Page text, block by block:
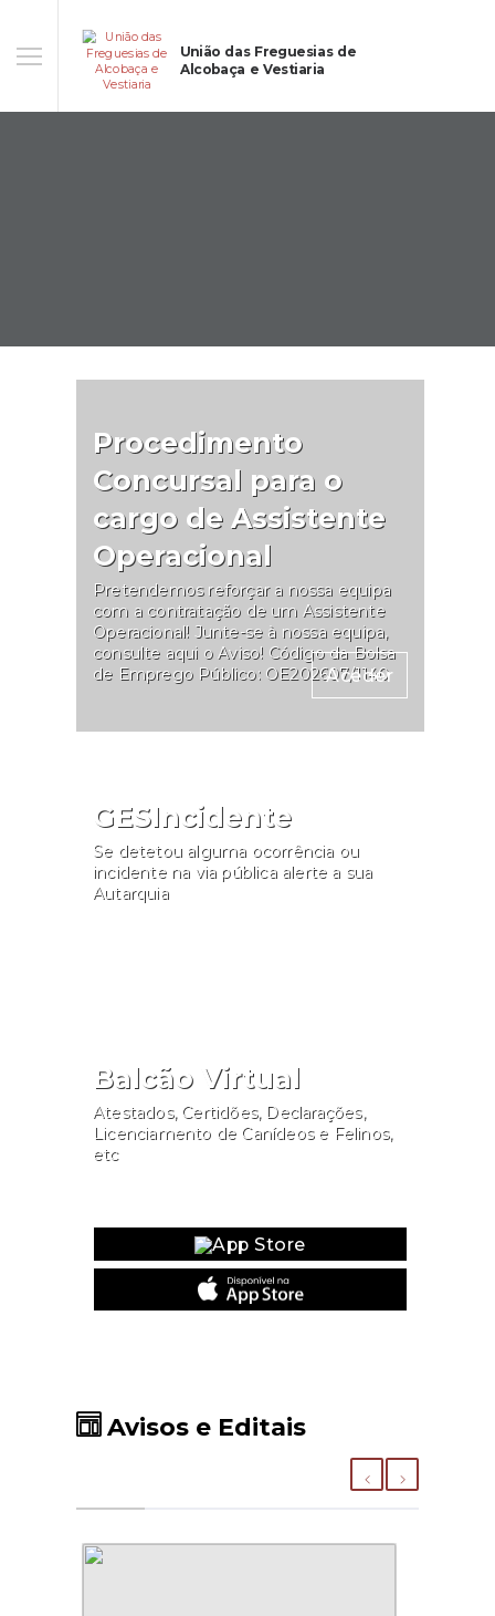
União das Freguesias de
Alcobaça e Vestiaria
Procedimento
Concursal para o
cargo de Assistente
Operacional
Pretendemos reforçar a nossa equipa
com a contratação de um Assistente
Operacional! Junte-se à nossa equipa,
consulte aqui o Aviso! Código da Bolsa
de Emprego Público: OE202607/1140
Aceder
GESIncidente
Se detetou alguma ocorrência ou
incidente na via pública alerte a sua
Autarquia
Balcão Virtual
Atestados, Certidões, Declarações,
Licenciamento de Canídeos e Felinos,
etc
Avisos e Editais